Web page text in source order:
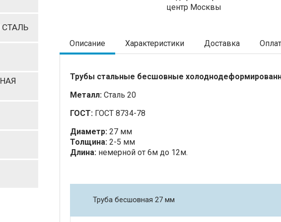
центр Москвы
Описание Характеристики Доставка
Трубы стальные бесшовные
Металл: Сталь 20
ГОСТ: ГОСТ 8734-78
Диаметр: 27 мм
Толщина: 2-5 мм
Длина: немерной от 6м до 12м.
Труба бесшовная 27 мм